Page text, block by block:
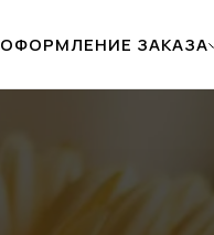
ОФОРМЛЕНИЕ ЗАКАЗА